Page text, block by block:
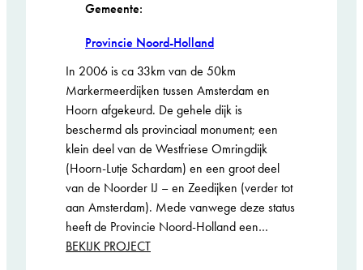
Gemeente:
Provincie Noord-Holland
In 2006 is ca 33km van de 50km
Markermeerdijken tussen Amsterdam en
Hoorn afgekeurd. De gehele dijk is
beschermd als provinciaal monument; een
klein deel van de Westfriese Omringdijk
(Hoorn-Lutje Schardam) en een groot deel
van de Noorder IJ – en Zeedijken (verder tot
aan Amsterdam). Mede vanwege deze status
heeft de Provincie Noord-Holland een…
BEKIJK PROJECT: